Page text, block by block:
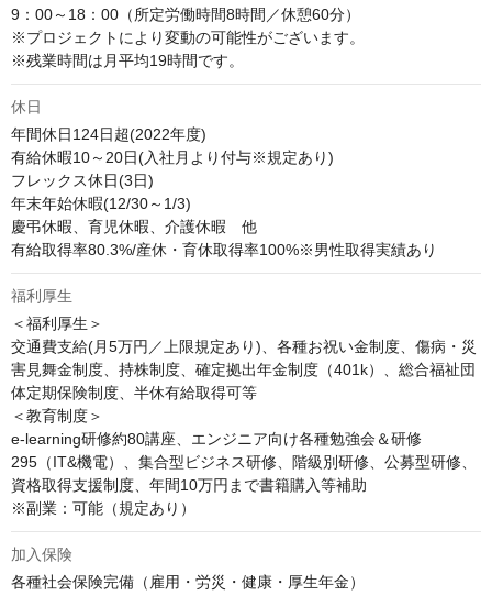
9：00～18：00（所定労働時間8時間／休憩60分）
※プロジェクトにより変動の可能性がございます。
※残業時間は月平均19時間です。
休日
年間休日124日超(2022年度)
有給休暇10～20日(入社月より付与※規定あり)
フレックス休日(3日)
年末年始休暇(12/30～1/3)
慶弔休暇、育児休暇、介護休暇　他
有給取得率80.3%/産休・育休取得率100%※男性取得実績あり
福利厚生
＜福利厚生＞
交通費支給(月5万円／上限規定あり)、各種お祝い金制度、傷病・災
害見舞金制度、持株制度、確定拠出年金制度（401k）、総合福祉団
体定期保険制度、半休有給取得可等
＜教育制度＞
e-learning研修約80講座、エンジニア向け各種勉強会＆研修
295（IT&機電）、集合型ビジネス研修、階級別研修、公募型研修、
資格取得支援制度、年間10万円まで書籍購入等補助
※副業：可能（規定あり）
加入保険
各種社会保険完備（雇用・労災・健康・厚生年金）